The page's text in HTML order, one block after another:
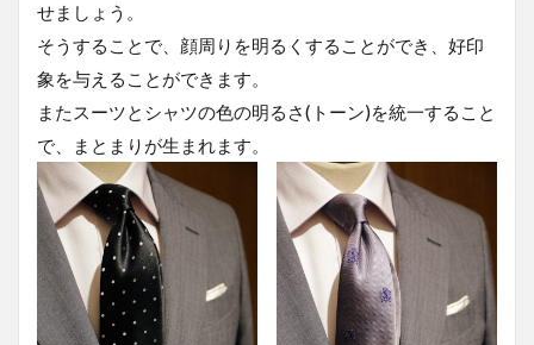
せましょう。
そうすることで、顔周りを明るくすることができ、好印
象を与えることができます。
またスーツとシャツの色の明るさ(トーン)を統一すること
で、まとまりが生まれます。